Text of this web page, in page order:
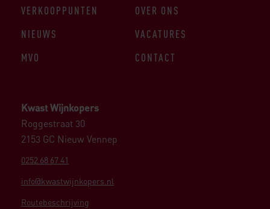
Kwast Wijnkopers
Roggestraat 30
2153 GC Nieuw Vennep
0252 68 67 41
info@kwastwijnkopers.nl
Routebeschrijving
VERKOOPPUNTEN
OVER ONS
NIEUWS
VACATURES
MVO
CONTACT